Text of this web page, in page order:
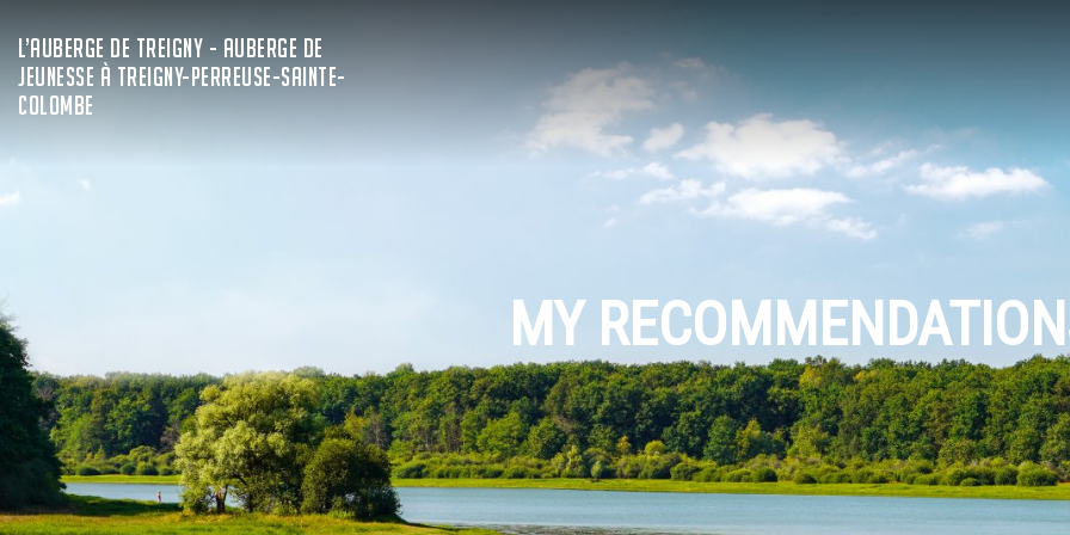
L’AUBERGE DE TREIGNY - AUBERGE DE
JEUNESSE À TREIGNY-PERREUSE-SAINTE-
COLOMBE
MY